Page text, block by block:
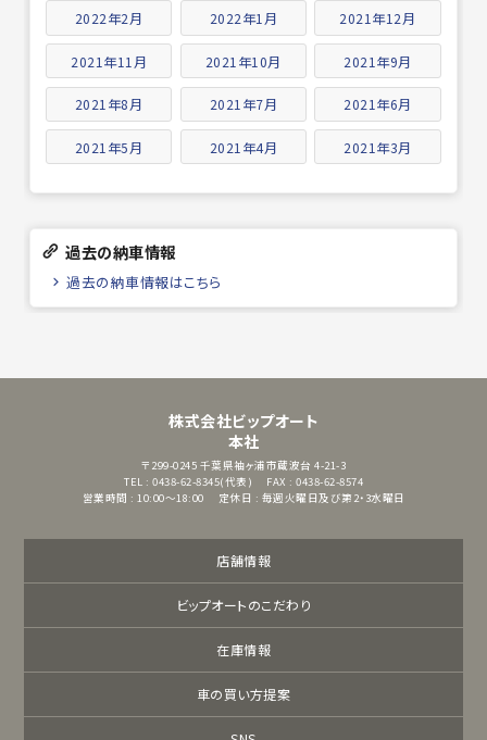
2022年2月 2022年1月 2021年12月
2021年11月 2021年10月 2021年9月
2021年8月 2021年7月 2021年6月
2021年5月 2021年4月 2021年3月
過去の納車情報
過去の納車情報はこちら
株式会社ビップオート
本社
〒299-0245 千葉県袖ヶ浦市蔵波台 4-21-3
TEL : 0438-62-8345(代表)
FAX : 0438-62-8574
営業時間 : 10:00～18:00
定休日 : 毎週火曜日及び第2・3水曜日
店舗情報
ビップオートのこだわり
在庫情報
車の買い方提案